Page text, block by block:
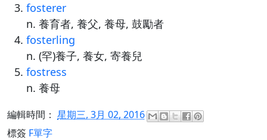
fosterer
n. 養育者, 養父, 養母, 鼓勵者
fosterling
n. (罕)養子, 養女, 寄養兒
fostress
n. 養母
編輯時間： 星期三, 3月 02, 2016
標簽 F單字